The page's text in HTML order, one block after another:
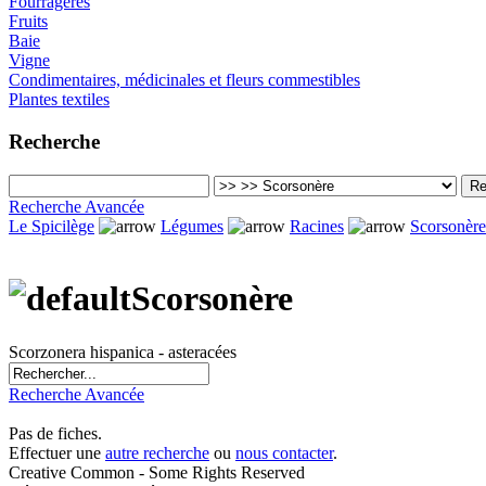
Fruits
Baie
Vigne
Condimentaires, médicinales et fleurs commestibles
Plantes textiles
Recherche
Recherche Avancée
Le Spicilège
Légumes Racines Scorsonère
Scorsonère
Scorzonera hispanica - asteracées
Recherche Avancée
Pas de fiches.
Effectuer une autre recherche ou nous contacter.
Creative Common - Some Rights Reserved